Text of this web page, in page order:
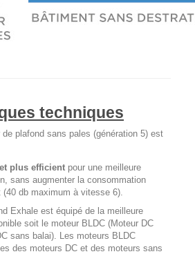
techniques
de plafond sans pales (génération 5) est
plus efficient pour une meilleure
sans augmenter la consommation
(40 db maximum à vitesse 6).
Exhale est équipé de la meilleure
soit le moteur BLDC (Moteur DC
sans balai). Les moteurs BLDC
des moteurs DC et des moteurs sans